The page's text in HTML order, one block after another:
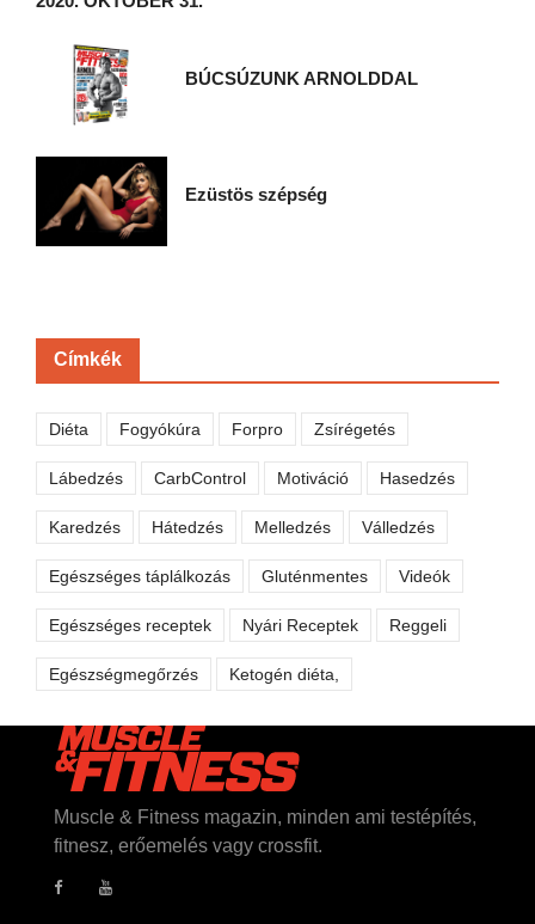
BÚCSÚZUNK ARNOLDDAL
Ezüstös szépség
Címkék
Diéta Fogyókúra Forpro Zsírégetés
Lábedzés CarbControl Motiváció Hasedzés
Karedzés Hátedzés Melledzés Válledzés
Egészséges táplálkozás Gluténmentes Videók
Egészséges receptek Nyári Receptek Reggeli
Egészségmegőrzés Ketogén diéta,
Muscle & Fitness magazin, minden ami testépítés,
fitnesz, erőemelés vagy crossfit.